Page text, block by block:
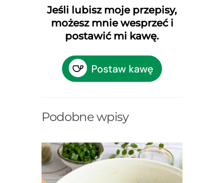
Jeśli lubisz moje przepisy,
możesz mnie wesprzeć i
postawić mi kawę.
Podobne wpisy